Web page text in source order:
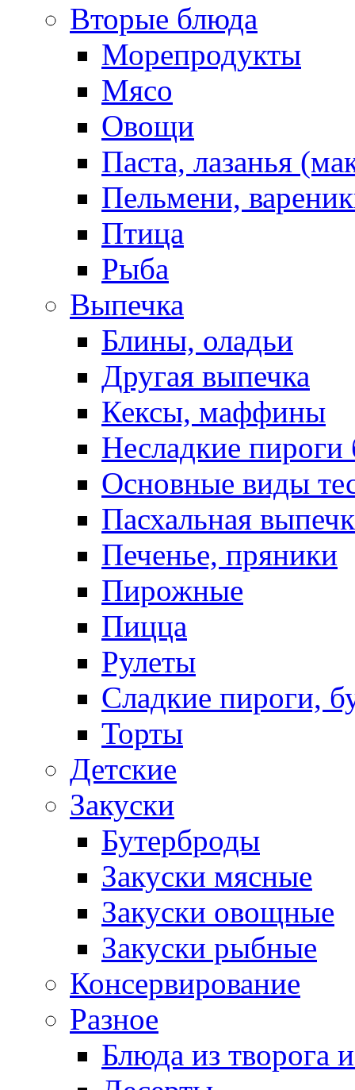
Вторые блюда
Морепродукты
Мясо
Овощи
Паста, лазанья
Пельмени,
Птица
Рыба
Выпечка
Блины, оладьи
Другая выпечка
Кексы, маффины
Несладкие пироги
Основные виды
Пасхальная
Печенье, пряники
Пирожные
Пицца
Рулеты
Сладкие пироги,
Торты
Детские
Закуски
Бутерброды
Закуски мясные
Закуски овощные
Закуски рыбные
Консервирование
Разное
Блюда из творога